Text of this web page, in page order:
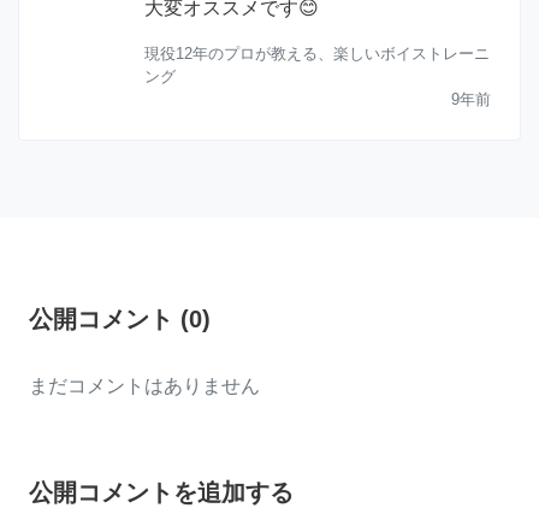
大変オススメです😊
現役12年のプロが教える、楽しいボイストレーニ
ング
9年前
公開コメント (0)
まだコメントはありません
公開コメントを追加する